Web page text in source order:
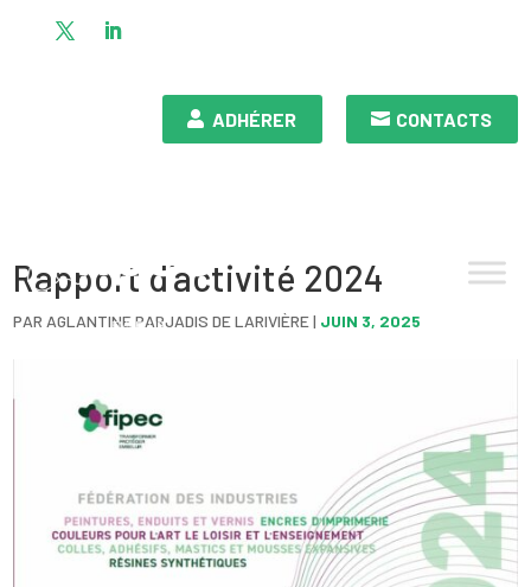
CONTACTS
ADHÉRER
Rapport d’activité 2024
PAR AGLANTINE PARJADIS DE LARIVIÈRE| JUIN 3, 2025